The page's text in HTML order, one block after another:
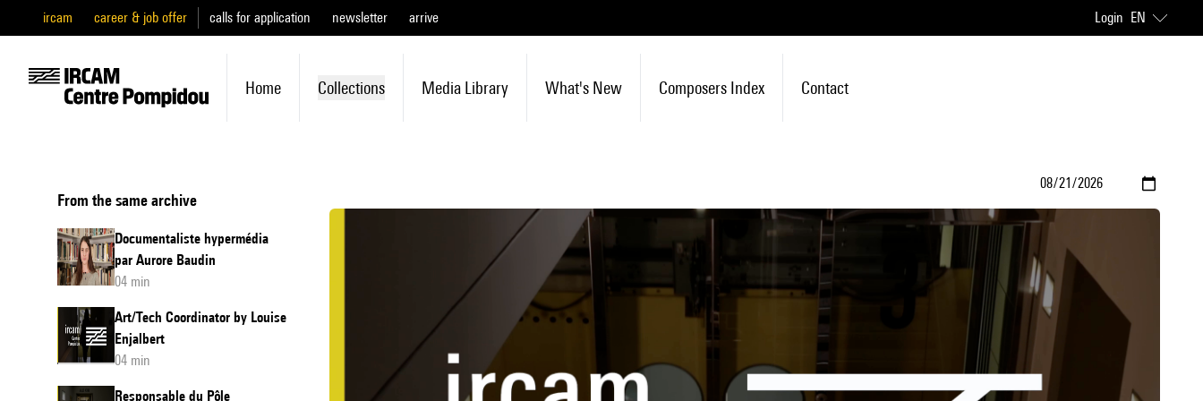
ircam career & job offer calls for application newsletter arrive Login EN
Home Collections Media Library What's New Composers Index Contact
From the same archive
Documentaliste hypermédia
par Aurore Baudin
04 min
Art/Tech Coordinator by Louise
Enjalbert
04 min
Responsable du Pôle